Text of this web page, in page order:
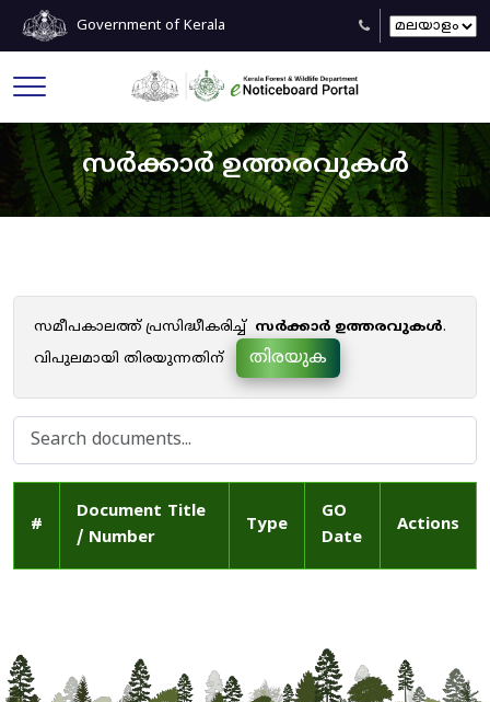
Government of Kerala
സർക്കാർ ഉത്തരവുകൾ
സമീപകാലത്ത് പ്രസിദ്ധീകരിച്ച് സർക്കാർ ഉത്തരവുകൾ.
വിപുലമായി തിരയുന്നതിന്
തിരയുക
#
Document Title
/ Number
Type
GO
Date
Actions